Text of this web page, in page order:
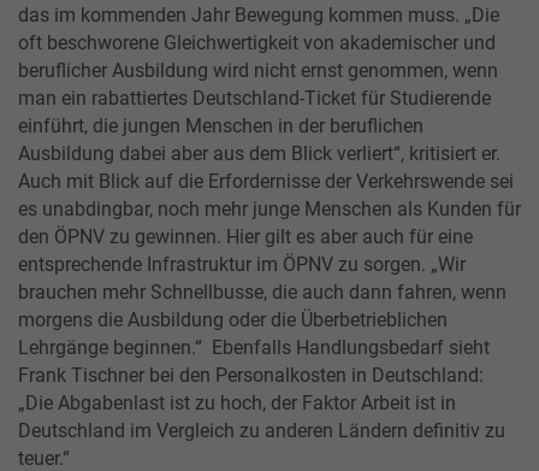
das im kommenden Jahr Bewegung kommen muss. „Die
oft beschworene Gleichwertigkeit von akademischer und
beruflicher Ausbildung wird nicht ernst genommen, wenn
man ein rabattiertes Deutschland-Ticket für Studierende
einführt, die jungen Menschen in der beruflichen
Ausbildung dabei aber aus dem Blick verliert“, kritisiert er.
Auch mit Blick auf die Erfordernisse der Verkehrswende sei
es unabdingbar, noch mehr junge Menschen als Kunden für
den ÖPNV zu gewinnen. Hier gilt es aber auch für eine
entsprechende Infrastruktur im ÖPNV zu sorgen. „Wir
brauchen mehr Schnellbusse, die auch dann fahren, wenn
morgens die Ausbildung oder die Überbetrieblichen
Lehrgänge beginnen.“ Ebenfalls Handlungsbedarf sieht
Frank Tischner bei den Personalkosten in Deutschland:
„Die Abgabenlast ist zu hoch, der Faktor Arbeit ist in
Deutschland im Vergleich zu anderen Ländern definitiv zu
teuer.“